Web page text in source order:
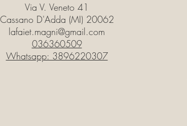
Via V. Veneto 41
Cassano D'Adda (MI) 20062
lafaiet.magni@gmail.com
036360509
Whatsapp: 3896220307